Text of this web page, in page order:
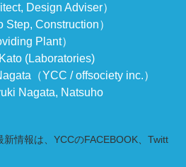
Design Adviser）
Construction）
Plant）
(Laboratories)
（YCC /offsociety inc.）
Nagata, Natsuho
情報は、YCCのFACEBOOK、Twitt